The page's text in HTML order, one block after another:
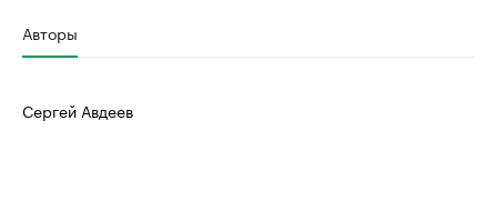
Авторы
Сергей Авдеев